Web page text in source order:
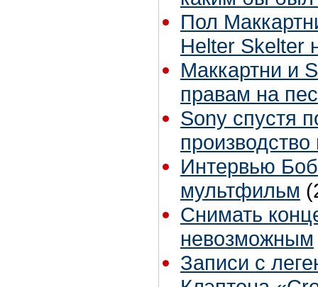
Пол
Helter Skelter
Маккартни и
правам на
Sony спустя
Интервью
мультфильм
Снимать
невозможным
Записи с